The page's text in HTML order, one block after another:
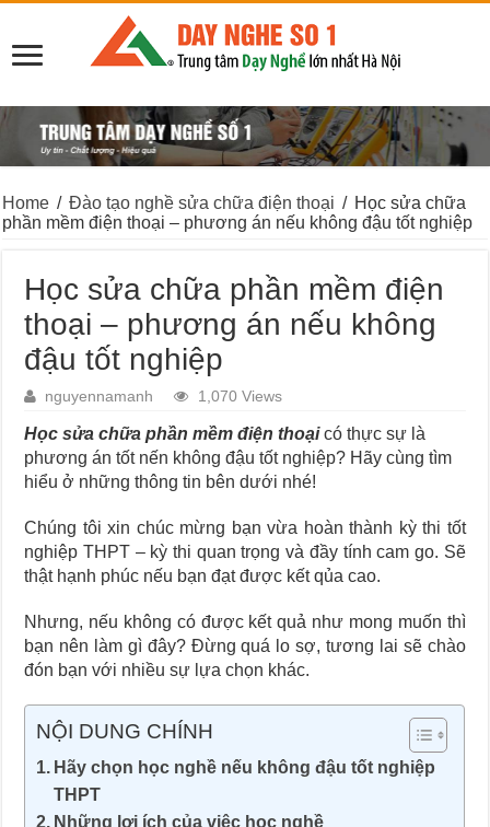
Home / Đào tạo nghề sửa chữa điện thoại / Học sửa chữa
phần mềm điện thoại – phương án nếu không đậu tốt nghiệp
Học sửa chữa phần mềm điện
thoại – phương án nếu không
đậu tốt nghiệp
nguyennamanh 1,070 Views
Học sửa chữa phần mềm điện thoạicó thực sự là
phương án tốt nến không đậu tốt nghiệp? Hãy cùng tìm
hiểu ở những thông tin bên dưới nhé!
Chúng tôi xin chúc mừng bạn vừa hoàn thành kỳ thi tốt
nghiệp THPT – kỳ thi quan trọng và đầy tính cam go. Sẽ
thật hạnh phúc nếu bạn đạt được kết qủa cao.
Nhưng, nếu không có được kết quả như mong muốn thì
bạn nên làm gì đây? Đừng quá lo sợ, tương lai sẽ chào
đón bạn với nhiều sự lựa chọn khác.
NỘI DUNG CHÍNH
Hãy chọn học nghề nếu không đậu tốt nghiệp
THPT
Những lợi ích của việc học nghề